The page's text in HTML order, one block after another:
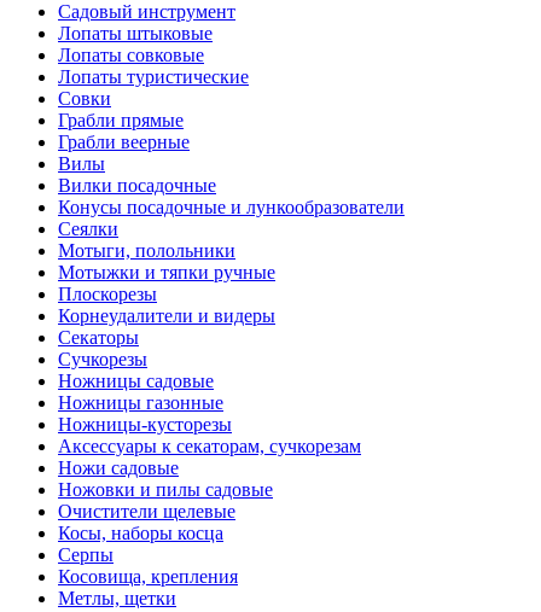
Садовый инструмент
Лопаты штыковые
Лопаты совковые
Лопаты туристические
Совки
Грабли прямые
Грабли веерные
Вилы
Вилки посадочные
Конусы посадочные и лункообразователи
Сеялки
Мотыги, полольники
Мотыжки и тяпки ручные
Плоскорезы
Корнеудалители и видеры
Секаторы
Сучкорезы
Ножницы садовые
Ножницы газонные
Ножницы-кусторезы
Аксессуары к секаторам, сучкорезам
Ножи садовые
Ножовки и пилы садовые
Очистители щелевые
Косы, наборы косца
Серпы
Косовища, крепления
Метлы, щетки